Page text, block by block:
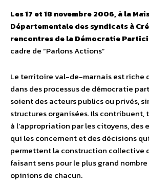
Les 17 et 18 novembre 2006, à la
Départementale des syndicats à
rencontres de la Démocratie
cadre de “Parlons Actions”
Le territoire val-de-marnais est riche
dans des processus de démocratie
soient des acteurs publics ou privés,
structures organisées. Ils contribuent,
à l’appropriation par les citoyens, des
qui les concernent et des décisions
permettent la construction collective
faisant sens pour le plus grand
opinions de chacun.